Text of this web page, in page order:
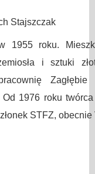
Stajszczak
1955 roku.
i sztuki
Od 1976 roku
STFZ,